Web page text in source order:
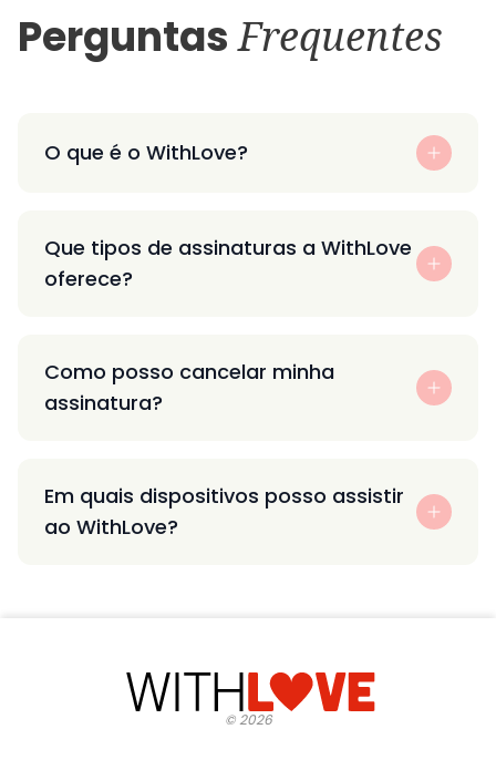
PerguntasFrequentes
O que é o WithLove?
Que tipos de assinaturas a WithLove
oferece?
Como posso cancelar minha
assinatura?
Em quais dispositivos posso assistir
ao WithLove?
©2026